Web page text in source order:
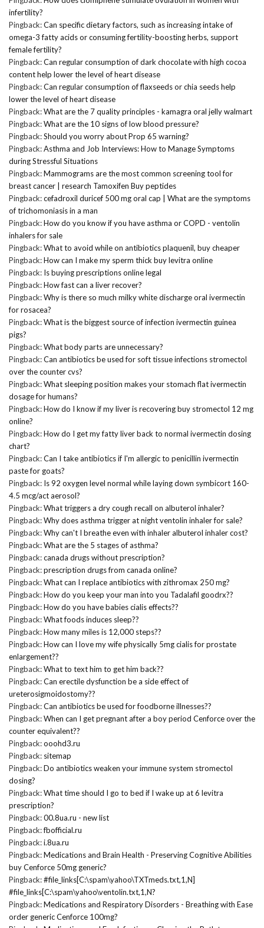
infertility?
Pingback:Can specific dietary factors, such as increasing intake of
omega-3 fatty acids or consuming fertility-boosting herbs, support
female fertility?
Pingback:Can regular consumption of dark chocolate with high cocoa
content help lower the level of heart disease
Pingback:Can regular consumption of flaxseeds or chia seeds help
lower the level of heart disease
Pingback:What are the 7 quality principles - kamagra oral jelly walmart
Pingback:What are the 10 signs of low blood pressure?
Pingback:Should you worry about Prop 65 warning?
Pingback:Asthma and Job Interviews: How to Manage Symptoms
during Stressful Situations
Pingback:Mammograms are the most common screening tool for
breast cancer | research Tamoxifen Buy peptides
Pingback:cefadroxil duricef 500 mg oral cap | What are the symptoms
of trichomoniasis in a man
Pingback:How do you know if you have asthma or COPD - ventolin
inhalers for sale
Pingback:What to avoid while on antibiotics plaquenil, buy cheaper
Pingback:How can I make my sperm thick buy levitra online
Pingback: Is buying prescriptions online legal
Pingback:How fast can a liver recover?
Pingback:Why is there so much milky white discharge oral ivermectin
for rosacea?
Pingback:What is the biggest source of infection ivermectin guinea
pigs?
Pingback:What body parts are unnecessary?
Pingback:Can antibiotics be used for soft tissue infections stromectol
over the counter cvs?
Pingback:What sleeping position makes your stomach flat ivermectin
dosage for humans?
Pingback:How do I know if my liver is recovering buy stromectol 12 mg
online?
Pingback:How do I get my fatty liver back to normal ivermectin dosing
chart?
Pingback:Can I take antibiotics if I'm allergic to penicillin ivermectin
paste for goats?
Pingback: Is 92 oxygen level normal while laying down symbicort 160-
4.5 mcg/act aerosol?
Pingback:What triggers a dry cough recall on albuterol inhaler?
Pingback:Why does asthma trigger at night ventolin inhaler for sale?
Pingback:Why can't I breathe even with inhaler albuterol inhaler cost?
Pingback:What are the 5 stages of asthma?
Pingback:canada drugs without prescription?
Pingback:prescription drugs from canada online?
Pingback:What can I replace antibiotics with zithromax 250 mg?
Pingback:How do you keep your man into you Tadalafil goodrx??
Pingback:How do you have babies cialis effects??
Pingback:What foods induces sleep??
Pingback:How many miles is 12,000 steps??
Pingback:How can I love my wife physically 5mg cialis for prostate
enlargement??
Pingback:What to text him to get him back??
Pingback:Can erectile dysfunction be a side effect of
ureterosigmoidostomy??
Pingback:Can antibiotics be used for foodborne illnesses??
Pingback:When can I get pregnant after a boy period Cenforce over the
counter equivalent??
Pingback:ooohd3.ru
Pingback: sitemap
Pingback:Do antibiotics weaken your immune system stromectol
dosing?
Pingback:What time should I go to bed if I wake up at 6 levitra
prescription?
Pingback:00.8ua.ru - new list
Pingback:fbofficial.ru
Pingback:i.8ua.ru
Pingback:Medications and Brain Health - Preserving Cognitive Abilities
buy Cenforce 50mg generic?
Pingback:#file_links[C:\spam\yahoo\TXTmeds.txt,1,N]
#file_links[C:\spam\yahoo\ventolin.txt,1,N?
Pingback:Medications and Respiratory Disorders - Breathing with Ease
order generic Cenforce 100mg?